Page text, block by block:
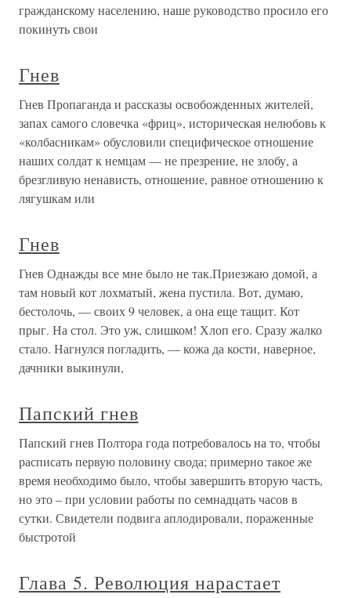
гражданскому населению, наше руководство просило его
покинуть свои
Гнев
Гнев Пропаганда и рассказы освобожденных жителей,
запах самого словечка «фриц», историческая нелюбовь к
«колбасникам» обусловили специфическое отношение
наших солдат к немцам — не презрение, не злобу, а
брезгливую ненависть, отношение, равное отношению к
лягушкам или
Гнев
Гнев Однажды все мне было не так.Приезжаю домой, а
там новый кот лохматый, жена пустила. Вот, думаю,
бестолочь, — своих 9 человек, а она еще тащит. Кот
прыг. На стол. Это уж, слишком! Хлоп его. Сразу жалко
стало. Нагнулся погладить, — кожа да кости, наверное,
дачники выкинули,
Папский гнев
Папский гнев Полтора года потребовалось на то, чтобы
расписать первую половину свода; примерно такое же
время необходимо было, чтобы завершить вторую часть,
но это – при условии работы по семнадцать часов в
сутки. Свидетели подвига аплодировали, пораженные
быстротой
Глава 5. Революция нарастает